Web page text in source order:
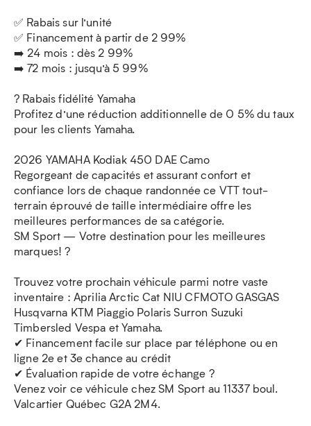
✅ Rabais sur l’unité
✅ Financement à partir de 2 99%
➡️ 24 mois : dès 2 99%
➡️ 72 mois : jusqu’à 5 99%
? Rabais fidélité Yamaha
Profitez d’une réduction additionnelle de 0 5% du taux
pour les clients Yamaha.
2026 YAMAHA Kodiak 450 DAE Camo
Regorgeant de capacités et assurant confort et
confiance lors de chaque randonnée ce VTT tout-
terrain éprouvé de taille intermédiaire offre les
meilleures performances de sa catégorie.
SM Sport — Votre destination pour les meilleures
marques! ?
Trouvez votre prochain véhicule parmi notre vaste
inventaire : Aprilia Arctic Cat NIU CFMOTO GASGAS
Husqvarna KTM Piaggio Polaris Surron Suzuki
Timbersled Vespa et Yamaha.
✔ Financement facile sur place par téléphone ou en
ligne 2e et 3e chance au crédit
✔ Évaluation rapide de votre échange ?
Venez voir ce véhicule chez SM Sport au 11337 boul.
Valcartier Québec G2A 2M4.